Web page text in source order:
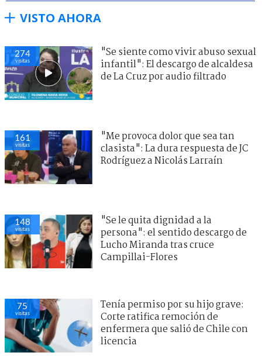
VISTO AHORA
274
visitas
"Se siente como vivir abuso sexual
infantil": El descargo de alcaldesa
de La Cruz por audio filtrado
161
visitas
"Me provoca dolor que sea tan
clasista": La dura respuesta de JC
Rodríguez a Nicolás Larraín
148
visitas
"Se le quita dignidad a la
persona": el sentido descargo de
Lucho Miranda tras cruce
Campillai-Flores
75
visitas
Tenía permiso por su hijo grave:
Corte ratifica remoción de
enfermera que salió de Chile con
licencia